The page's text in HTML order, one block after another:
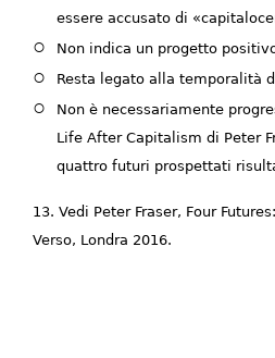
essere accusato di
Non indica un progetto
Resta legato alla temporalità
Non è necessariamente
Life After Capitalism di Peter
quattro futuri prospettati
13. Vedi Peter Fraser, Four
Verso, Londra 2016.